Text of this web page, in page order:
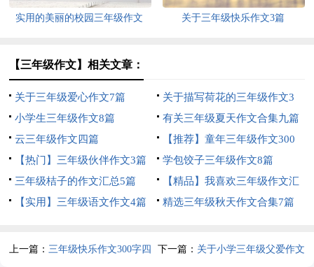
实用的美丽的校园三年级作文
关于三年级快乐作文3篇
【三年级作文】相关文章：
关于三年级爱心作文7篇
关于描写荷花的三年级作文3
篇
小学生三年级作文8篇
有关三年级夏天作文合集九篇
云三年级作文四篇
【推荐】童年三年级作文300
字10篇
【热门】三年级伙伴作文3篇
学包饺子三年级作文8篇
三年级桔子的作文汇总5篇
【精品】我喜欢三年级作文汇
编五篇
【实用】三年级语文作文4篇 精选三年级秋天作文合集7篇
上一篇：三年级快乐作文300字四 下一篇： 关于小学三年级父爱作文